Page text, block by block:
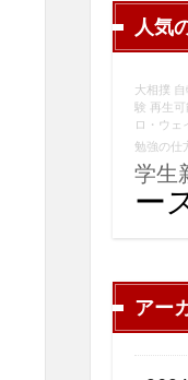
人気
大相撲
験 再生
ロ・ウェ
勉強の仕
学生
ー
アー